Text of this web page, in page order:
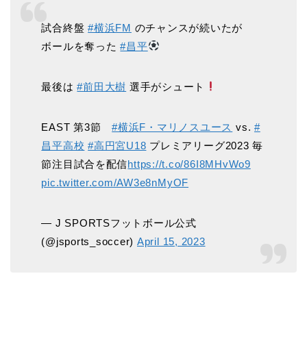
試合終盤#横浜FM のチャンスが続いたが
ボールを奪った#昌平
最後は#前田大樹 選手がシュート
EAST 第3節#横浜F・マリノスユース vs.#
昌平高校 #高円宮U18 プレミアリーグ2023 毎
節注目試合を配信https://t.co/86I8MHvWo9
pic.twitter.com/AW3e8nMyOF
— J SPORTSフットボール公式
(@jsports_soccer) April 15, 2023